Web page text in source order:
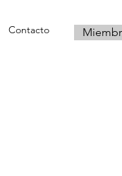
Contacto